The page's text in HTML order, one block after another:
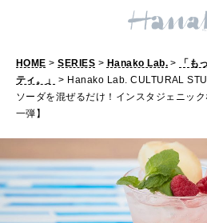
[12星座別] Monthly
女神まり愛のタロッ
HEALTH
自分にやさしく
HOME >SERIES > Hanako Lab. >
「も
ティ。」
> Hanako Lab. CULTURAL
ソーダを混ぜるだけ！インスタジェニッ
一弾】